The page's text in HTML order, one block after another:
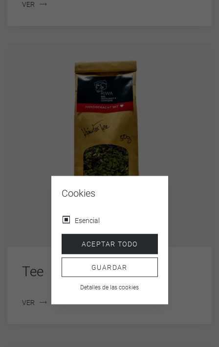
VER
Tee
VER
Cookies
Esencial
ACEPTAR TODO
GUARDAR
Detalles de las cookies